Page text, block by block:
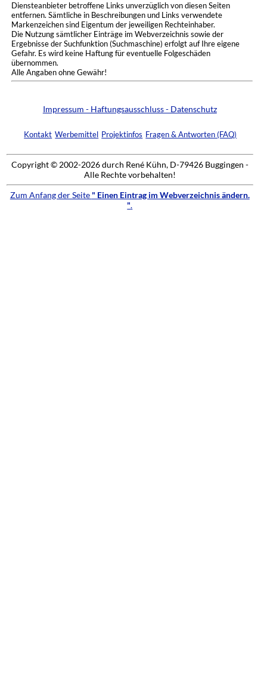
Diensteanbieter betroffene Links unverzüglich von diesen Seiten
entfernen. Sämtliche in Beschreibungen und Links verwendete
Markenzeichen sind Eigentum der jeweiligen Rechteinhaber.
Die Nutzung sämtlicher Einträge im Webverzeichnis sowie der
Ergebnisse der Suchfunktion (Suchmaschine) erfolgt auf Ihre eigene
Gefahr. Es wird keine Haftung für eventuelle Folgeschäden
übernommen.
Alle Angaben ohne Gewähr!
Impressum - Haftungsausschluss - Datenschutz
Kontakt Werbemittel Projektinfos Fragen & Antworten (FAQ)
Copyright © 2002-2026 durch René Kühn, D-79426 Buggingen -
Alle Rechte vorbehalten!
Zum Anfang der Seite " Einen Eintrag im Webverzeichnis ändern.
".